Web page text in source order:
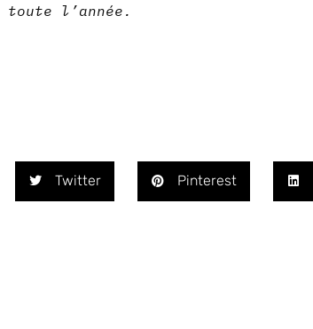
l’année.
Twitter Pinterest